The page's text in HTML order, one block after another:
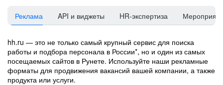
Реклама API и виджеты HR-экспертиза
hh.ru — это не только самый крупный сервис для поиска
работы и подбора персонала в России*, но и один из самых
посещаемых сайтов в Рунете. Используйте наши рекламные
форматы для продвижения вакансий вашей компании, а также
продукта или услуги.